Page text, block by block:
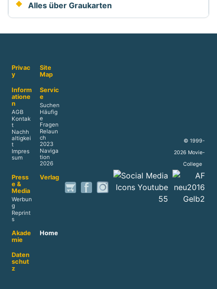
Alles über Graukarten
Privac
y
Site
Map
Inform
atione
n
AGB
Kontak
t
Nachh
altigkei
t
Impres
sum
Servic
e
Suchen
Häufig
e
Fragen
Relaun
ch
2023
Naviga
tion
2026
Press
e &
Media
Werbun
g
Reprint
s
Verlag
Akade
mie
Home
Daten
schut
z
© 1999-
2026 Movie-
College